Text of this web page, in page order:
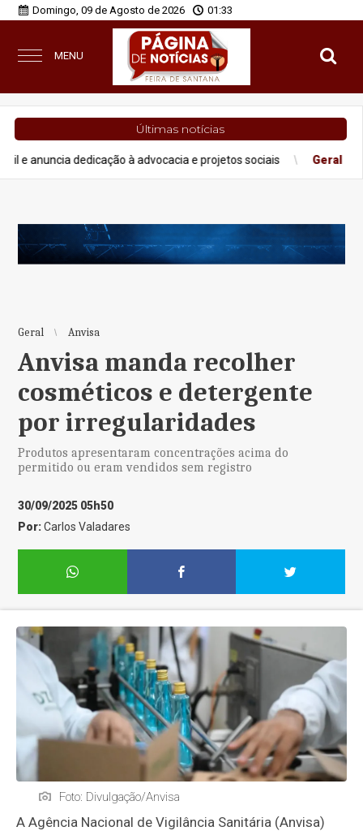
Domingo, 09 de Agosto de 2026 01:33
MENU
Últimas notícias
dedicação à advocacia e projetos sociais Geral Lei Maria da
Geral Anvisa
Anvisa manda recolher
cosméticos e detergente
por irregularidades
Produtos apresentaram concentrações acima do
permitido ou eram vendidos sem registro
30/09/2025 05h50
Por:Carlos Valadares
Foto: Divulgação/Anvisa
A Agência Nacional de Vigilância Sanitária (Anvisa)